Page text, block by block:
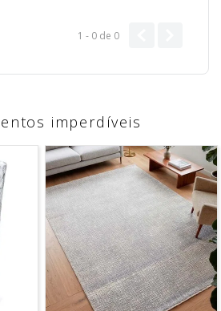
1 - 0 de 0
imperdíveis